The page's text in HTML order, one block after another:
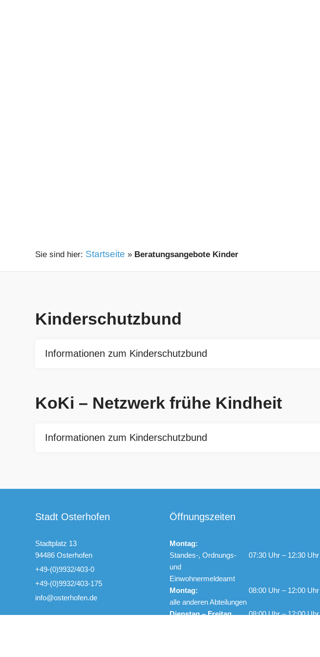
Startseite » Beratungsangebote Kinder
Kinderschutzbund
Informationen zum Kinderschutzbund
KoKi – Netzwerk frühe Kindheit
Informationen zum Kinderschutzbund
Stadt Osterhofen
Stadtplatz 13
94486 Osterhofen
+49-(0)9932/403-0
+49-(0)9932/403-175
info@osterhofen.de
Öffnungszeiten
Montag:
Standes-, Ordnungs-
und
Einwohnermeldeamt
07:30 Uhr – 12:30 Uhr
Montag:
alle anderen Abteilungen
08:00 Uhr – 12:00 Uhr
Dienstag – Freitag
08:00 Uhr – 12:00 Uhr